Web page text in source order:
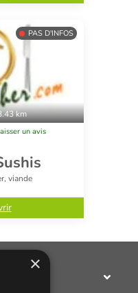
PAS D'INFOS
km
un avis
viande
×